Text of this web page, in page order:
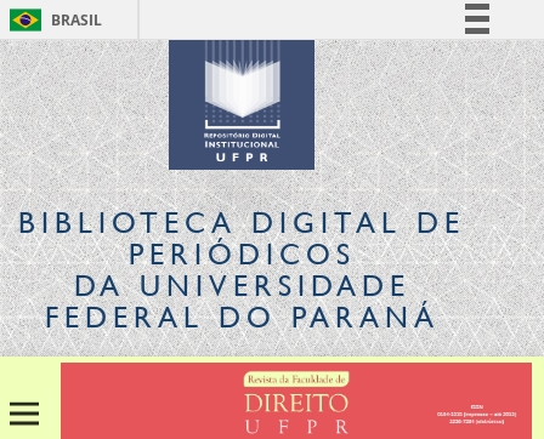
BRASIL
Simplifique!
Comunica BR
Participe
Acesso à informação
Legislação
Canais
BIBLIOTECA DIGITALDE
PERIÓDICOS
DA UNIVERSIDADE
FEDERAL DO PARANÁ